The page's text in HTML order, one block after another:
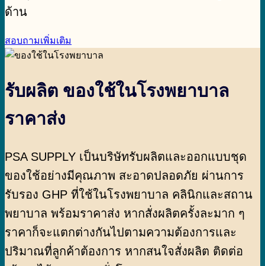
ด้าน
สอบถามเพิ่มเติม
รับผลิต ของใช้ในโรงพยาบาล
ราคาส่ง
PSA SUPPLY เป็นบริษัทรับผลิตและออกแบบชุด
ของใช้อย่างมีคุณภาพ สะอาดปลอดภัย ผ่านการ
รับรอง GHP ที่ใช้ในโรงพยาบาล คลินิกและสถาน
พยาบาล พร้อมราคาส่ง หากสั่งผลิตครั้งละมาก ๆ
ราคาก็จะแตกต่างกันไปตามความต้องการและ
ปริมาณที่ลูกค้าต้องการ หากสนใจสั่งผลิต ติดต่อ